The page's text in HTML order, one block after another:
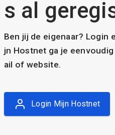
s al
Ben jij de eigenaar? Login
jn Hostnet ga je
ail of website.
Login Mijn Hostnet